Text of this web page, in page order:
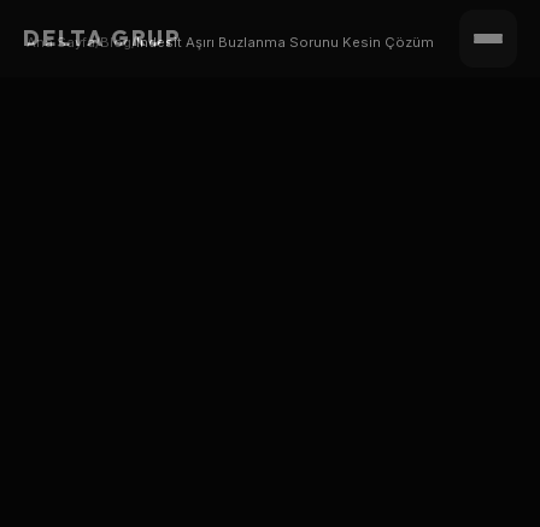
DELTA GRUP
Ana Sayfa/Blog/Indesit Aşırı Buzlanma Sorunu Kesin Çözüm